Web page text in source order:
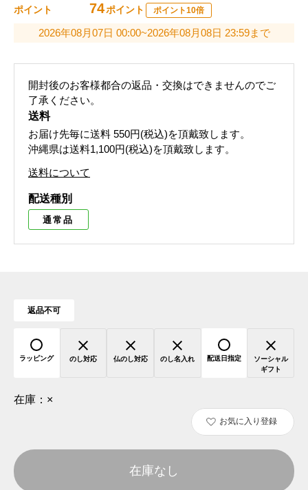
ポイント 74ポイント ポイント10倍
2026年08月07日 00:00~2026年08月08日 23:59まで
開封後のお客様都合の返品・交換はできませんのでご
了承ください。
送料
お届け先毎に送料 550円(税込)を頂戴致します。
沖縄県は送料1,100円(税込)を頂戴致します。
送料について
配送種別
通常品
返品不可
ラッピング のし対応 仏のし対応 のし名入れ 配送日指定
ソーシャル
ギフト
在庫： ×
お気に入り登録
在庫なし